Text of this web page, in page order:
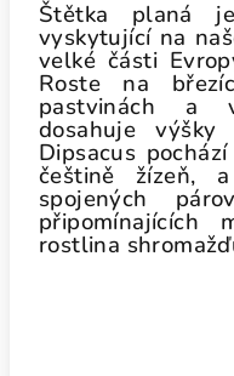
Štětka planá
vyskytující na
velké části
Roste na
pastvinách a
dosahuje
Dipsacus
češtině žízeň,
spojených
připomínajících
rostlina